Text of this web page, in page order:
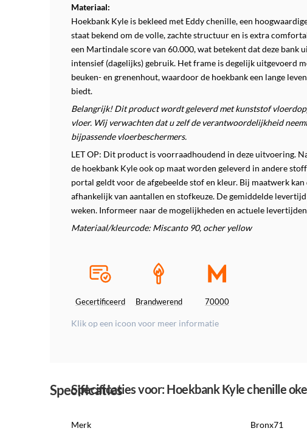
Materiaal:
Hoekbank Kyle is bekleed met Eddy chenille, een
staat bekend om de volle, zachte structuur en is extra
een Martindale score van 60.000, wat betekent dat deze bank
intensief (dagelijks) gebruik. Het frame is degelijk uitgevoerd
beuken- en grenenhout, waardoor de hoekbank een lange
biedt.
Belangrijk! Dit product wordt geleverd met kunststof
vloer. Wij verwachten dat u zelf de verantwoordelijkheid
bijpassende vloerbeschermers.
LET OP: Dit product is voorraadhoudend in deze uitvoering.
de hoekbank Kyle ook op maat worden geleverd in andere
portal geldt voor de afgebeelde stof en kleur. Bij maatwerk
afhankelijk van aantallen en stofkeuze. De gemiddelde
weken. Informeer naar de mogelijkheden en actuele
Materiaal/kleurcode: Miscanto 90, ocher yellow
Gecertificeerd Brandwerend 70000
Klik op een icoon voor meer informatie
Specificaties
Specificaties voor: Hoekbank Kyle chenille
Merk Bronx71